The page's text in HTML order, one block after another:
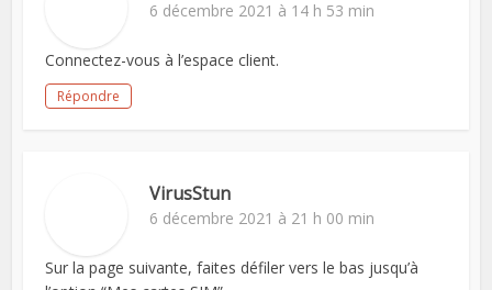
6 décembre 2021 à 14 h 53 min
Connectez-vous à l’espace client.
Répondre
VirusStun
6 décembre 2021 à 21 h 00 min
Sur la page suivante, faites défiler vers le bas jusqu’à